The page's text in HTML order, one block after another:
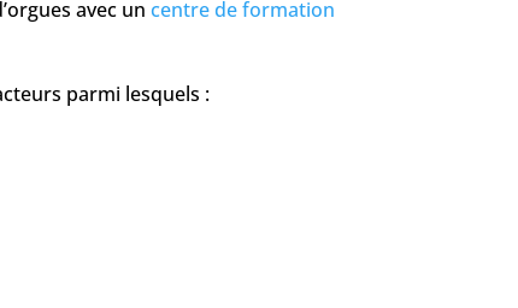
avec uncentre de formation
parmi lesquels :